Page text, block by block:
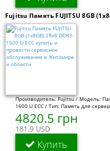
Fujitsu Память FUJITSU 8GB
Производитель: Fujitsu / Модель:
1600 U ECC / Тип: Память для
4820.5 грн
181.9 USD
Купить